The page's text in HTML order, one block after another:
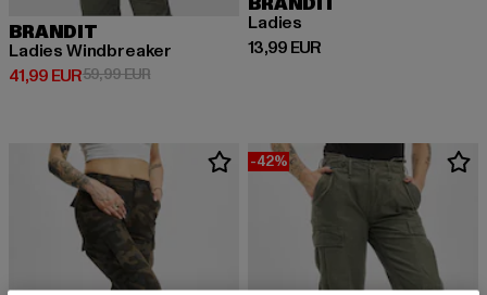
BRANDIT
Ladies Windbreaker
41,99 EUR
Derzeitiger Preis: 41,99 EUR
59,99 EURAktionspreis: 59,99 EUR
BRANDIT
Ladies
13,99 EUR
Derzeitiger Preis: 13,99 EUR
-42%